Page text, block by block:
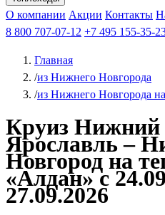
Чебоксарыиз Волгоградаиз
КазаньВ Нижний НовгородВ
РыбинскНа СоловкиНа Валаам
Афанасий Никитин
ФединАлександр Свешников
МироновА.С.Попов
О компании Акции Контакты
8 800 707-07-12 +7 495 155-35-
Главная
/из Нижнего Новгорода
/из Нижнего Новгорода
Круиз Нижний
Ярославль –
Новгород на
«Алдан» с
27.09.2026